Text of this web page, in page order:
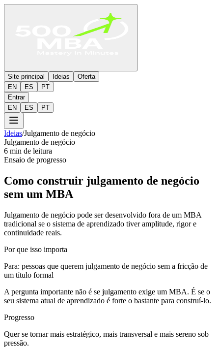
Site principal Ideias
Oferta
EN
ES
PT
Entrar
EN
ES PT
Ideias/Julgamento de negócio
Julgamento de negócio
6 min de leitura
Ensaio de progresso
Como construir julgamento de negócio
sem um MBA
Julgamento de negócio pode ser desenvolvido fora de um MBA
tradicional se o sistema de aprendizado tiver amplitude, rigor e
continuidade reais.
Por que isso importa
Para: pessoas que querem julgamento de negócio sem a fricção de
um título formal
A pergunta importante não é se julgamento exige um MBA. É se o
seu sistema atual de aprendizado é forte o bastante para construí-lo.
Progresso
Quer se tornar mais estratégico, mais transversal e mais sereno sob
pressão.